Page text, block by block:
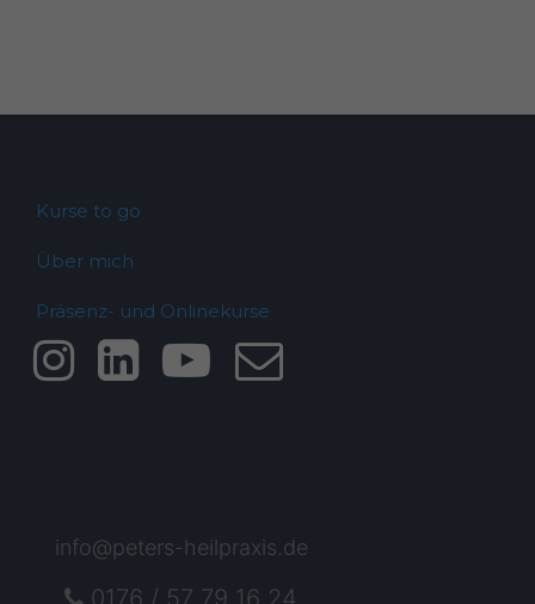
Kurse to go
Über mich
Präsenz- und Onlinekurse
info@peters-heilpraxis.de
0176 / 57 79 16 24